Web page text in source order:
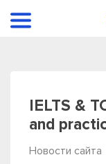
IELTS &
and
Новости сайта